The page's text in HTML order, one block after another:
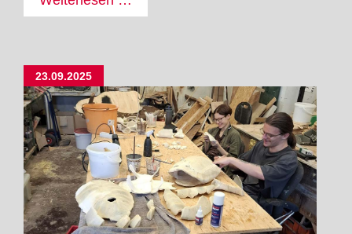
Unser
Von
der
Fundstelle
bis
zur
Ausstellung“
23.09.2025